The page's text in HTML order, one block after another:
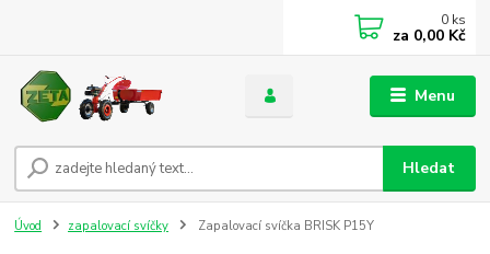
Menu
Hledat
0 ks
za 0,00 Kč
Úvod zapalovací svíčky Zapalovací svíčka BRISK P15Y